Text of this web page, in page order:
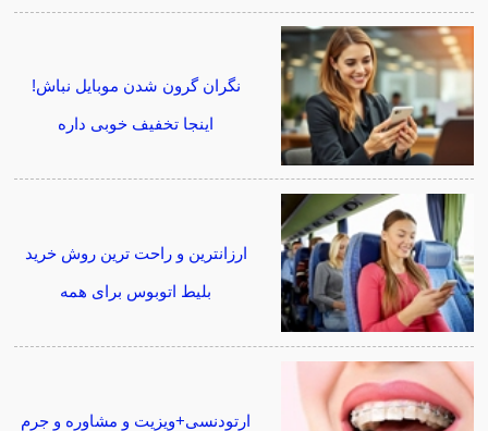
نگران گرون شدن موبایل نباش!
اینجا تخفیف خوبی داره
ارزانترین و راحت ترین روش خرید
بلیط اتوبوس برای همه
ارتودنسی+ویزیت و مشاوره و جرم